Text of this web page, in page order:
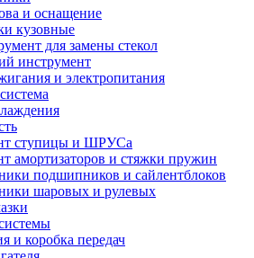
и оснащение
кузовные
для замены стекол
инструмент
и электропитания
ступицы и ШРУСа
амортизаторов и стяжки пружин
подшипников и сайлентблоков
шаровых и рулевых
и коробка передач